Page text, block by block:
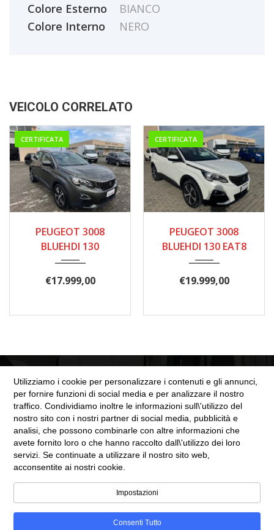
Colore Esterno
BIANCO
Colore Interno
NERO
VEICOLO CORRELATO
CERTIFICATA
165.000
PEUGEOT 3008
BLUEHDI 130
€17.999,00
CERTIFICATA
150.000
PEUGEOT 3008
BLUEHDI 130 EAT8
€19.999,00
SEZIONE LEGALE
Cookie Policy
Privacy Policy
Utilizziamo i cookie per personalizzare i contenuti e gli annunci,
per fornire funzioni di social media e per analizzare il nostro
traffico. Condividiamo inoltre le informazioni sull\'utilizzo del
nostro sito con i nostri partner di social media, pubblicità e
analisi, che possono combinarle con altre informazioni che
avete fornito loro o che hanno raccolto dall\'utilizzo dei loro
servizi. Se continuate a utilizzare il nostro sito web,
acconsentite ai nostri cookie.
Impostazioni
Consenti Tutto